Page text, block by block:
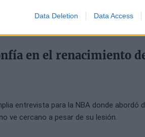
Data Deletion Data Access
les necesitan".
en el renacimiento
entrevista para la NBA donde abordó
ve cercano a pesar de su lesión.